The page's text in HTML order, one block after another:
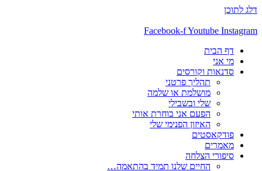
דלג לתוכן
Facebook-fYoutube Instagram
דף הבית
מי אני
סדנאות וקורסים
תהליך פרטני
מושלמת או שלמה
שלי ובשבילי
הפעם אני בוחרת אותי
האיזון הפנימי שלי
פודקאסטים
מאמרים
סיפורי הצלחה
החיים שלנו תמיד בהתאמה…